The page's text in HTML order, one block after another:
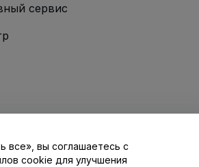
сервис
/ Свяжитесь с нами
все», вы соглашаетесь с
cookie для улучшения